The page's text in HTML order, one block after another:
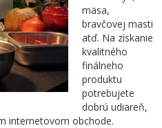
mäsa,
bravčovej masti
atď. Na získanie
kvalitného
finálneho
produktu
potrebujete
dobrú udiareň,
internetovom obchode.